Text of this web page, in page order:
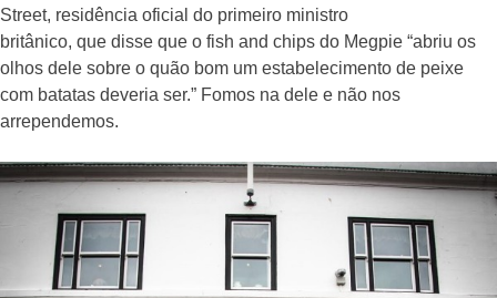
Street, residência oficial do primeiro ministro
britânico, que disse que o fish and chips do Megpie “abriu os
olhos dele sobre o quão bom um estabelecimento de peixe
com batatas deveria ser.” Fomos na dele e não nos
arrependemos.